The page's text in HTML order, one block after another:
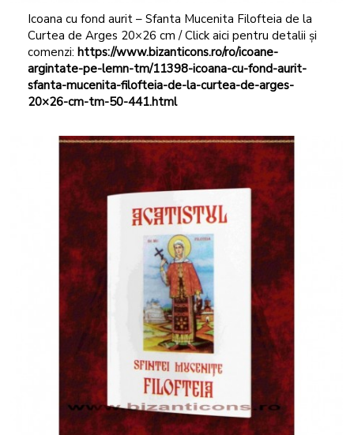
Icoana cu fond aurit – Sfanta Mucenita Filofteia de la
Curtea de Arges 20×26 cm / Click aici pentru detalii și
comenzi: https://www.bizanticons.ro/ro/icoane-
argintate-pe-lemn-tm/11398-icoana-cu-fond-aurit-
sfanta-mucenita-filofteia-de-la-curtea-de-arges-
20×26-cm-tm-50-441.html